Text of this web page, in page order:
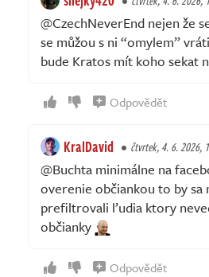
@CzechNeverEnd nejen že
se můžou s ni “omylem”
bude Kratos mít koho sekat
Odpovědět
KralDavid čtvrtek, 4. 6. 2026,
@Buchta minimálne na
overenie občiankou to by sa
prefiltrovali ľudia ktory
občianky
Odpovědět